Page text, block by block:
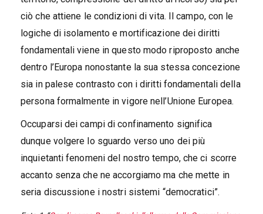
ciò che attiene le condizioni di vita. Il campo, con le
logiche di isolamento e mortificazione dei diritti
fondamentali viene in questo modo riproposto anche
dentro l’Europa nonostante la sua stessa concezione
sia in palese contrasto con i diritti fondamentali della
persona formalmente in vigore nell’Unione Europea.
Occuparsi dei campi di confinamento significa
dunque volgere lo sguardo verso uno dei più
inquietanti fenomeni del nostro tempo, che ci scorre
accanto senza che ne accorgiamo ma che mette in
seria discussione i nostri sistemi “democratici”.